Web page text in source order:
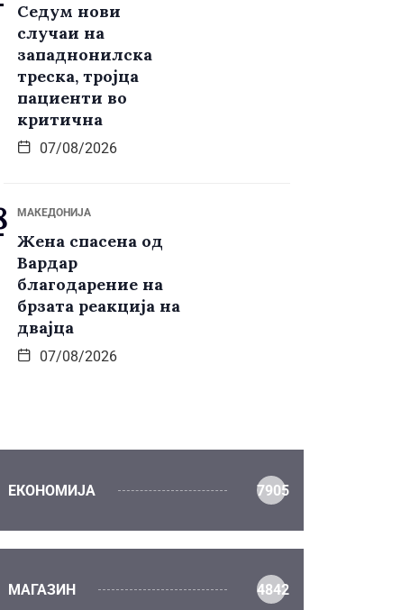
Седум нови
случаи на
западнонилска
треска, тројца
пациенти во
критична
07/08/2026
МАКЕДОНИЈА
Жена спасена од
Вардар
благодарение на
брзата реакција на
двајца
07/08/2026
ЕКОНОМИЈА 7905
МАГАЗИН 4842